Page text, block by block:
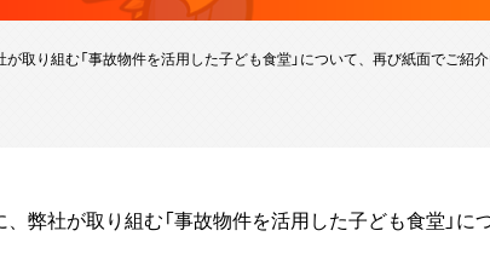
が取り組む「事故物件を活用した子ども食堂」について、再び紙面でご紹
、弊社が取り組む「事故物件を活用した子ども食堂」